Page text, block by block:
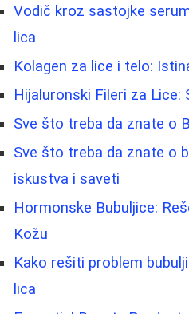
Vodič kroz sastojke
lica
Kolagen za lice i telo:
Hijaluronski Fileri za Lice:
Sve što treba da znate o
Sve što treba da znate o
iskustva i saveti
Hormonske Bubuljice:
Kožu
Kako rešiti problem
lica